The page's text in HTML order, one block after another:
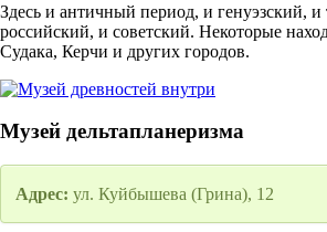
Здесь и античный период, и генуэзский, и
российский, и советский. Некоторые
Судака, Керчи и других городов.
Музей дельтапланеризма
Адрес: ул. Куйбышева (Грина), 12